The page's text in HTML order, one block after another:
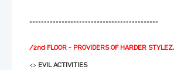
============================================
/2nd FLOOR - PROVIDERS OF HARDER
<> EVIL ACTIVITIES